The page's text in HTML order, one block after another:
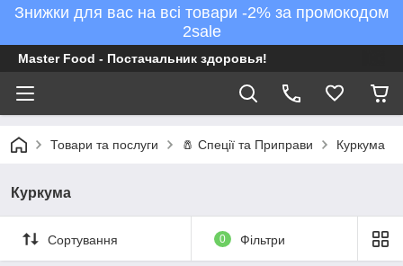
Знижки для вас на всі товари -2% за промокодом
2sale
Master Food - Постачальник здоровья!
Товари та послуги 🧂 Спеції та Приправи Куркума
Куркума
Сортування 0 Фільтри